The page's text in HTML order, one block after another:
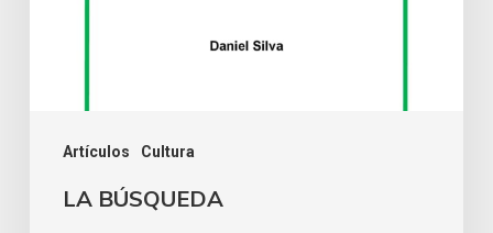
Artículos Cultura
LA BÚSQUEDA